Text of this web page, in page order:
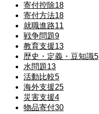
寄付控除18
寄付方法18
就職進路11
戦争問題9
教育支援13
歴史・定義・豆知識5
水問題13
活動比較5
海外支援25
災害支援4
物品寄付30